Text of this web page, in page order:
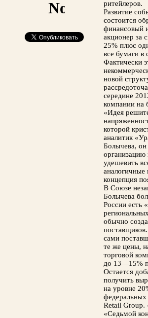
ритейлеров.
Развитие
состоится
финансовый
акционер за
25% плюс
все бумаги в
Фактически
новой
середине
компании на
«Идея
которой
аналитик
Болычева,
удешевить
аналогичные
концепция
В Союзе
Болычева
России есть
обычно
сами
те же цены,
торговой
до 13—15%
Остается
получить
на уровне
федеральных
Retail Group.
«Седьмой